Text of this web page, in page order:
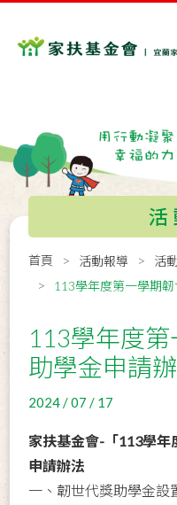
活
首頁 活動報導
活
113學年度第一學期
113學年度
助學金申請
2024 / 07 / 17
家扶基金會-「113學年
申請辦法
一、韌世代獎助學金設